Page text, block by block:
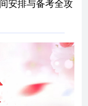
安排与备考全攻